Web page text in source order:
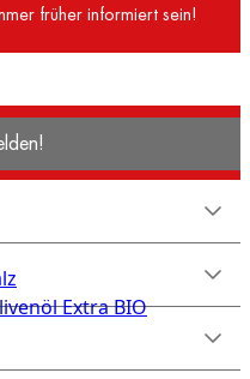
Extra BIO
früher informiert sein!